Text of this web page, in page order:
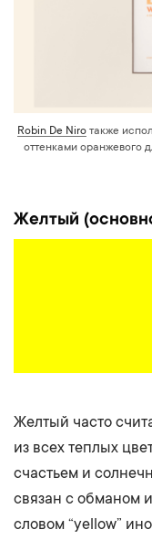
Robin De Niroтакже
оттенками оранжевого
Желтый
Желтый часто
из всех теплых
счастьем и
связан с обманом
словом “yellow”